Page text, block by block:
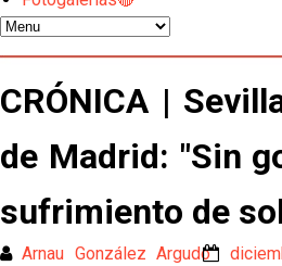
Kochorashvili, seria opción
del campo sevillista
Sow muy cerca de cerrar su
Oso es el siguiente en la
El Sevilla FC oficializa la
de Salónica
CRÓNICA |
de Madrid: "Sin
sufrimiento de
Arnau González Argudo